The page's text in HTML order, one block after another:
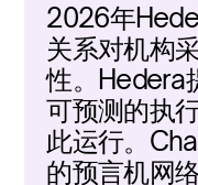
2026年
关系对机构
性。Hedera
可预测的执
此运行。
的预言机网